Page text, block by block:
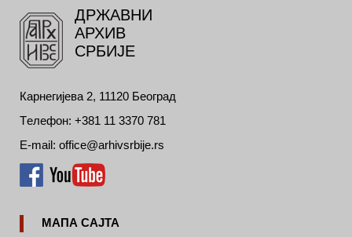
ДРЖАВНИ
АРХИВ
СРБИЈЕ
Карнегијева 2, 11120 Београд
Tелефон: +381 11 3370 781
E-mail: office@arhivsrbije.rs
МАПА САЈТА